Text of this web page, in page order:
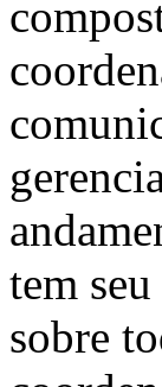
tem
sobre